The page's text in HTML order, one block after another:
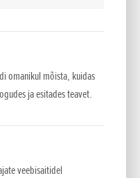
omanikul mõista, kuidas
ja esitades teavet.
veebisaitidel